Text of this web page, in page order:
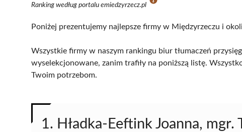
Ranking według portalu emiedzyrzecz.pl
Poniżej prezentujemy najlepsze firmy w Międzyrzeczu i
Wszystkie firmy w naszym rankingu biur tłumaczeń
wyselekcjonowane, zanim trafiły na poniższą listę.
Twoim potrzebom.
1. Hładka-Eeftink Joanna, mgr.